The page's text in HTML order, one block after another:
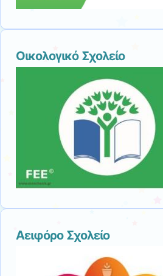
Οικολογικό Σχολείο
Αειφόρο Σχολείο